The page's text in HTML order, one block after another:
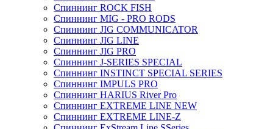
Спиннинг ROCK FISH
Спиннинг MIG - PRO RODS
Спиннинг JIG COMMUNICATOR
Спиннинг JIG LINE
Спиннинг JIG PRO
Спиннинг J-SERIES SPECIAL
Спиннинг INSTINCT SPECIAL SERIES
Спиннинг IMPULS PRO
Спиннинг HARIUS River Pro
Спиннинг EXTREME LINE NEW
Спиннинг EXTREME LINE-Z